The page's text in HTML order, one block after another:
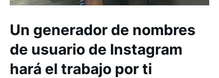
Un generador de nombres
de usuario de Instagram
hará el trabajo por ti